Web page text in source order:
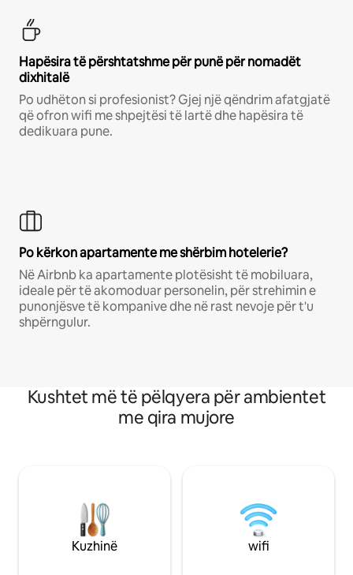
Hapësira të përshtatshme për punë për nomadët
dixhitalë
Po udhëton si profesionist? Gjej një qëndrim afatgjatë
që ofron wifi me shpejtësi të lartë dhe hapësira të
dedikuara pune.
Po kërkon apartamente me shërbim hotelerie?
Në Airbnb ka apartamente plotësisht të mobiluara,
ideale për të akomoduar personelin, për strehimin e
punonjësve të kompanive dhe në rast nevoje për t'u
shpërngulur.
Kushtet më të pëlqyera për ambientet
me qira mujore
Kuzhinë wifi